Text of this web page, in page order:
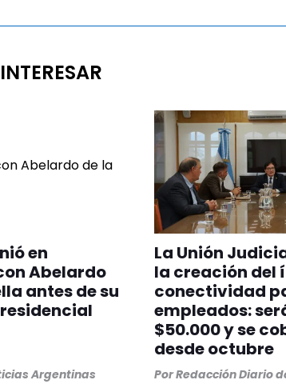
en
Abelardo
antes de su
Argentinas
La Unión
la creación del
conectividad
empleados:
$50.000 y se
desde octubre
PorRedacción Diario